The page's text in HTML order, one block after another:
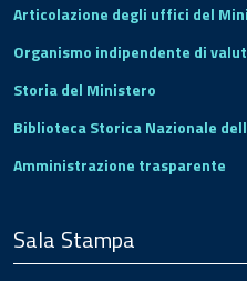
Articolazione degli uffici del
Organismo indipendente di
Storia del Ministero
Biblioteca Storica Nazionale
Amministrazione trasparente
Sala Stampa